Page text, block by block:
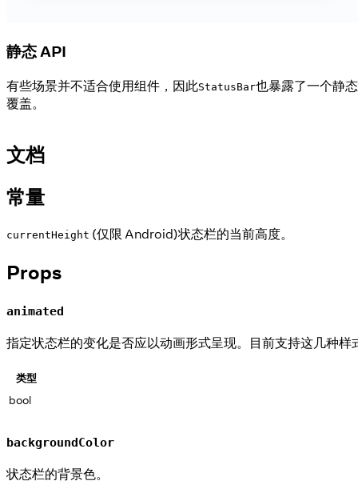
静态 API
有些场景并不适合使用组件，因此StatusBar也暴露了一个静
覆盖。
文档
常量
currentHeight (仅限 Android)状态栏的当前高度。
Props
animated
指定状态栏的变化是否应以动画形式呈现。目前支持这几种
类型
bool
backgroundColor
状态栏的背景色。